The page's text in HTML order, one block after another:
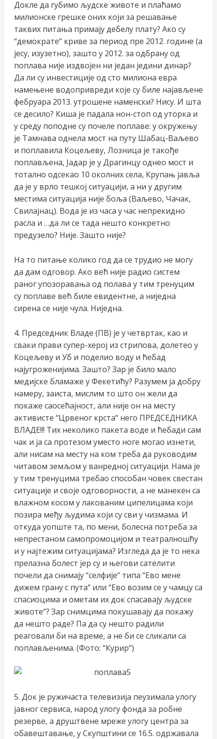
Докле да губимо људске животе и плаћамо
милионске грешке оних који за решавање
таквих питања примају дебелу плату? Ако су
“демократе“ криве за период пре 2012. године (а
јесу, изузетно), зашто у 2012. за одбрану од
поплава није издвојен ни један једини динар?
Да ли су инвестиције од сто милиона евра
намењене водопривреди које су биле најављене
фебруара 2013. утрошене наменски? Нису. И шта
се десило? Киша је падала нон-стоп од уторка и
у среду поподне су почеле поплаве: у окружењу
је Тамнава однела мост на путу Шабац-Ваљево
и поплавила Коцељеву, Лозница је такође
поплављена, Јадар је у Драгинцу однео мост и
тотално одсекао 10 околних села, Крупањ јавља
да је у врло тешкој ситуацији, а ни у другим
местима ситуација није боља (Ваљево, Чачак,
Свилајнац). Вода је из часа у час непрекидно
расла и …да ли се тада нешто конкретно
предузело? Није. Зашто није?
На то питање колико год да се трудио не могу
да дам одговор. Ако већ није радио систем
раног упозоравања од полава у тим тренуцим
су поплаве већ биле евидентне, а ниједна
сирена се није чула. Ниједна.
4. Председник Владе (ПВ) је у четвртак, као и
сваки прави супер-херој из стрипова, долетео у
Коцељеву и Уб и поделио воду и ћебад
најугроженијима. Зашто? Зар је било мало
медијске бламаже у Фекетићу? Разумем ја добру
намеру, заиста, мислим то што он жели да
покаже саосећајност, али није он на месту
активисте “Црвеног крста“ него ПРЕДСЕДНИКА
ВЛАДЕ!!! Тих неколико пакета воде и ћебади сам
чак и ја са протезом уместо ноге могао изнети,
али нисам на месту на ком треба да руководим
читавом земљом у ванредној ситуацији. Нама је
у тим тренуцима требао способан човек свестан
ситуације и своје одговорности, а не манекен са
влажном косом у лакованим ципелицама који
позира међу људима који су сви у чизмама. И
откуда уопште та, по мени, болесна потреба за
непрестаном самопромоцијом и театралношћу
и у најтежим ситуацијама? Изгледа да је то нека
прелазна болест јер су и његови сателити
почели да снимају “селфије“ типа “Ево мене
дижем грану с пута“ или “Ево возим се у чамцу са
спасиоцима и ометам их док спасавају људске
животе“? Зар снимцима покушавају да покажу
да нешто раде? Па да су нешто радили
реаговали би на време, а не би се сликали са
поплављенима. (Фото: “Курир“)
5. Док је ружичаста телевизија пеузимала улогу
јавног сервиса, народ улогу фонда за робне
резерве, а друштвене мреже улогу центра за
обавештавање, у Скупштини се 16.5. одржавала